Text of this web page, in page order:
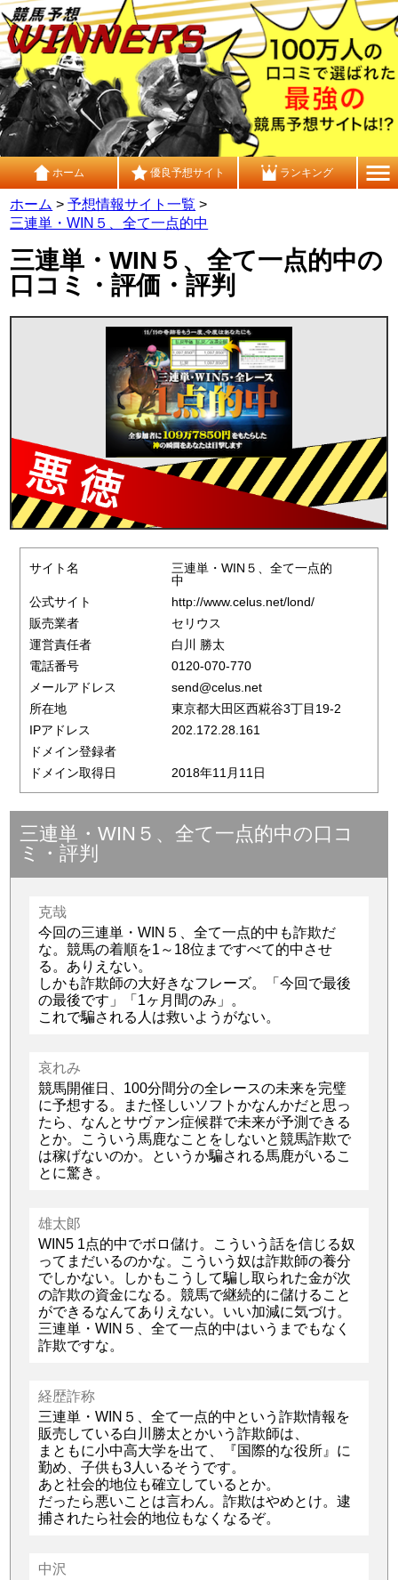
ホーム 優良予想サイト ランキング
ホーム >予想情報サイト一覧 >
三連単・WIN５、全て一点的中
三連単・WIN５、全て一点的中の
口コミ・評価・評判
サイト名
三連単・WIN５、全て一点的
中
公式サイト
http://www.celus.net/lond/
販売業者
セリウス
運営責任者
白川 勝太
電話番号
0120-070-770
メールアドレス
send@celus.net
所在地
東京都大田区西糀谷3丁目19-2
IPアドレス
202.172.28.161
ドメイン登録者
ドメイン取得日
2018年11月11日
三連単・WIN５、全て一点的中の口コ
ミ・評判
克哉
今回の三連単・WIN５、全て一点的中も詐欺だ
な。競馬の着順を1～18位まですべて的中させ
る。ありえない。
しかも詐欺師の大好きなフレーズ。「今回で最後
の最後です」「1ヶ月間のみ」。
これで騙される人は救いようがない。
哀れみ
競馬開催日、100分間分の全レースの未来を完璧
に予想する。また怪しいソフトかなんかだと思っ
たら、なんとサヴァン症候群で未来が予測できる
とか。こういう馬鹿なことをしないと競馬詐欺で
は稼げないのか。というか騙される馬鹿がいるこ
とに驚き。
雄太郞
WIN5 1点的中でボロ儲け。こういう話を信じる奴
ってまだいるのかな。こういう奴は詐欺師の養分
でしかない。しかもこうして騙し取られた金が次
の詐欺の資金になる。競馬で継続的に儲けること
ができるなんてありえない。いい加減に気づけ。
三連単・WIN５、全て一点的中はいうまでもなく
詐欺ですな。
経歴詐称
三連単・WIN５、全て一点的中という詐欺情報を
販売している白川勝太とかいう詐欺師は、
まともに小中高大学を出て、『国際的な役所』に
勤め、子供も3人いるそうです。
あと社会的地位も確立しているとか。
だったら悪いことは言わん。詐欺はやめとけ。逮
捕されたら社会的地位もなくなるぞ。
中沢